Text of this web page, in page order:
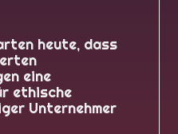
heute, dass
eine
ethische
Unternehmer